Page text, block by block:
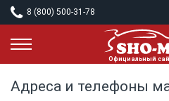
8 (800) 500-31-78
Адреса и телефоны